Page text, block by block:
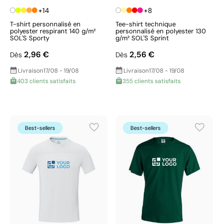
+14
T-shirt personnalisé en
polyester respirant 140 g/m²
SOL'S Sporty
Dès 2,96 €
Livraison17/08 - 19/08
403 clients satisfaits
+8
Tee-shirt technique
personnalisé en polyester 130
g/m² SOL'S Sprint
Dès 2,56 €
Livraison17/08 - 19/08
355 clients satisfaits
Best-sellers Best-sellers